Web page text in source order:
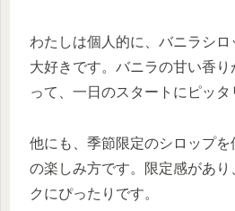
わたしは個人的に、バニラシ
大好きです。バニラの甘い香
って、一日のスタートにピッタ
他にも、季節限定のシロップ
の楽しみ方です。限定感があ
クにぴったりです。